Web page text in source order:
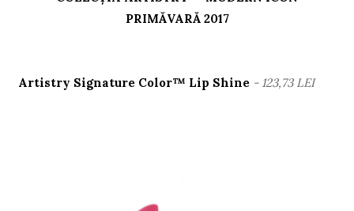
PRIMĂVARĂ 2017
Artistry Signature Color™ Lip Shine - 123,73 LEI